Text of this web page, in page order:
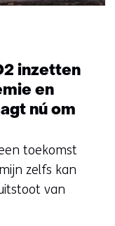
inzetten
en
nú om
toekomst
zelfs kan
van